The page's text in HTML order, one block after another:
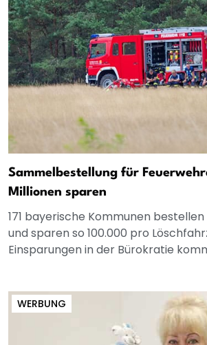
Sammelbestellung für
Millionen sparen
171 bayerische Kommunen
und sparen so 100.000 pro
Einsparungen in der Bürokratie
WERBUNG